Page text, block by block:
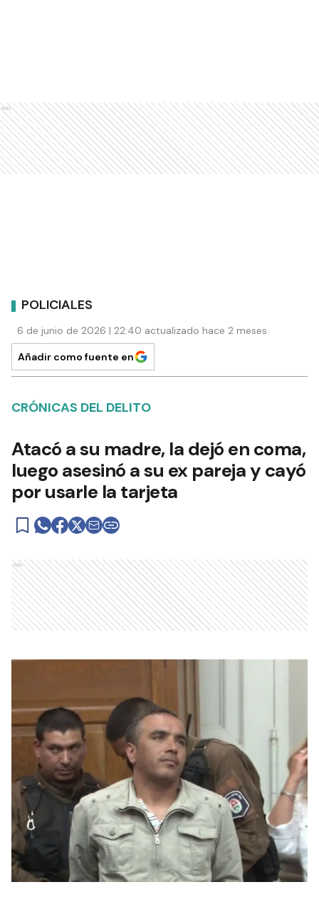
Ads
POLICIALES
6 de junio de 2026 | 22:40 actualizado hace 2 meses
Añadir como fuente en
CRÓNICAS DEL DELITO
Atacó a su madre, la dejó en coma,
luego asesinó a su ex pareja y cayó
por usarle la tarjeta
Ads